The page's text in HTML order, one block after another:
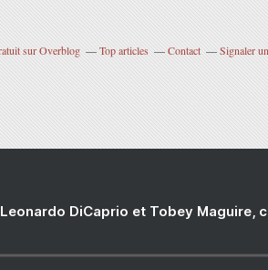
sur Overblog Top articles Contact Signaler
DiCaprio et Tobey Maguire,